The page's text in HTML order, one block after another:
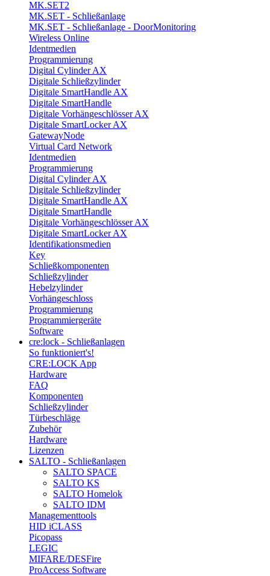
MK.SET2
MK.SET - Schließanlage
MK.SET - Schließanlage - DoorMonitoring
Wireless Online
Identmedien
Programmierung
Digital Cylinder AX
Digitale Schließzylinder
Digitale SmartHandle AX
Digitale SmartHandle
Digitale Vorhängeschlösser AX
Digitale SmartLocker AX
GatewayNode
Virtual Card Network
Identmedien
Programmierung
Digital Cylinder AX
Digitale Schließzylinder
Digitale SmartHandle AX
Digitale SmartHandle
Digitale Vorhängeschlösser AX
Digitale SmartLocker AX
Identifikationsmedien
Key
Schließkomponenten
Schließzylinder
Hebelzylinder
Vorhängeschloss
Programmierung
Programmiergeräte
Software
cre:lock - Schließanlagen
So funktioniert's!
CRE:LOCK App
Hardware
FAQ
Komponenten
Schließzylinder
Türbeschläge
Zubehör
Hardware
Lizenzen
SALTO - Schließanlagen
SALTO SPACE
SALTO KS
SALTO Homelok
SALTO IDM
Managementtools
HID iCLASS
Picopass
LEGIC
MIFARE/DESFire
ProAccess Software